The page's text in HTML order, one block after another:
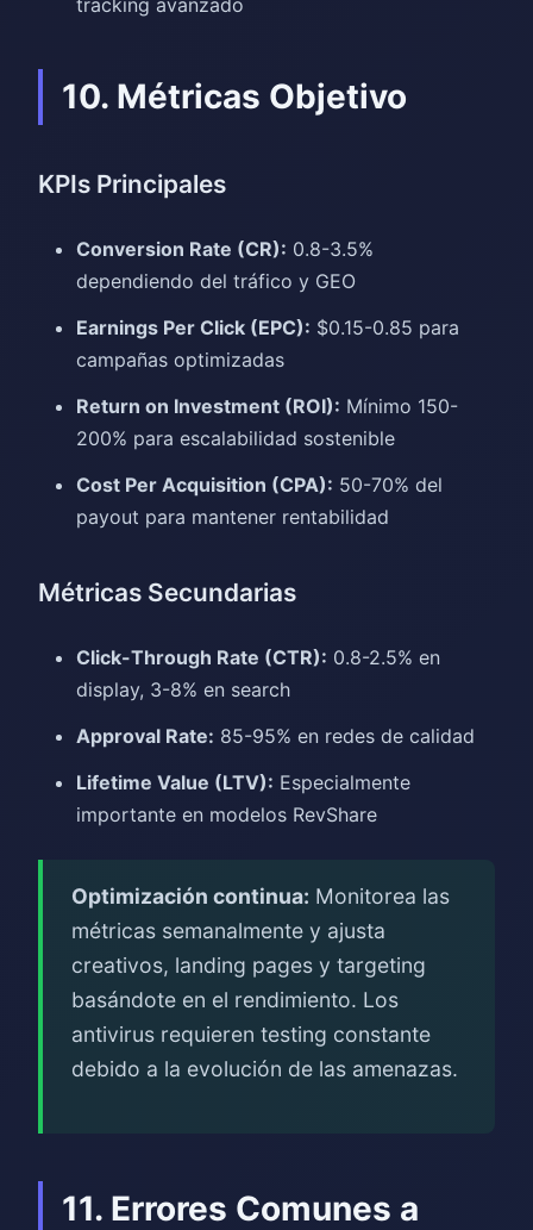
10. Métricas Objetivo
KPIs Principales
Conversion Rate (CR): 0.8-3.5%
dependiendo del tráfico y GEO
Earnings Per Click (EPC): $0.15-0.85 para
campañas optimizadas
Return on Investment (ROI): Mínimo 150-
200% para escalabilidad sostenible
Cost Per Acquisition (CPA): 50-70% del
payout para mantener rentabilidad
Métricas Secundarias
Click-Through Rate (CTR): 0.8-2.5% en
display, 3-8% en search
Approval Rate: 85-95% en redes de calidad
Lifetime Value (LTV): Especialmente
importante en modelos RevShare
Optimización continua: Monitorea las
métricas semanalmente y ajusta
creativos, landing pages y targeting
basándote en el rendimiento. Los
antivirus requieren testing constante
debido a la evolución de las amenazas.
11. Errores Comunes a